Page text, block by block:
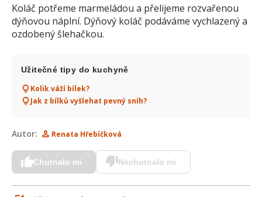
Koláč potřeme marmeládou a přelijeme rozvařenou
dýňovou náplní. Dýňový koláč podáváme vychlazený a
ozdobený šlehačkou.
Užitečné tipy do kuchyně
Kolik váží bílek?
Jak z bílků vyšlehat pevný sníh?
Autor: Renata Hřebíčková
Chutnalo mi Nechutnalo mi